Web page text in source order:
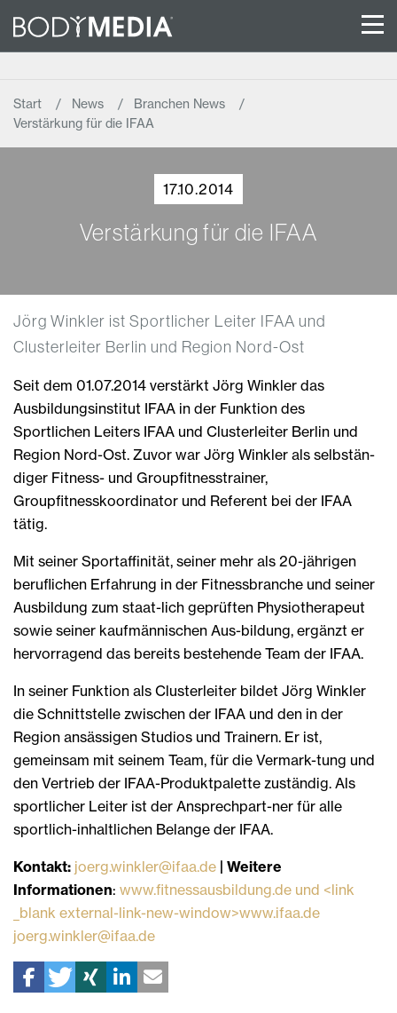
Start News
Branchen News
Verstärkung für die IFAA
17.10.2014
Verstärkung für die IFAA
Jörg Winkler ist Sportlicher Leiter IFAA und
Clusterleiter Berlin und Region Nord-Ost
Seit dem 01.07.2014 verstärkt Jörg Winkler das
Ausbildungsinstitut IFAA in der Funktion des
Sportlichen Leiters IFAA und Clusterleiter Berlin und
Region Nord-Ost. Zuvor war Jörg Winkler als selbstän-
diger Fitness- und Groupfitnesstrainer,
Groupfitnesskoordinator und Referent bei der IFAA
tätig.
Mit seiner Sportaffinität, seiner mehr als 20-jährigen
beruflichen Erfahrung in der Fitnessbranche und seiner
Ausbildung zum staat-lich geprüften Physiotherapeut
sowie seiner kaufmännischen Aus-bildung, ergänzt er
hervorragend das bereits bestehende Team der IFAA.
In seiner Funktion als Clusterleiter bildet Jörg Winkler
die Schnittstelle zwischen der IFAA und den in der
Region ansässigen Studios und Trainern. Er ist,
gemeinsam mit seinem Team, für die Vermark-tung und
den Vertrieb der IFAA-Produktpalette zuständig. Als
sportlicher Leiter ist der Ansprechpart-ner für alle
sportlich-inhaltlichen Belange der IFAA.
Kontakt: joerg.winkler@ifaa.de | Weitere
Informationen: www.fitnessausbildung.de und <link
_blank external-link-new-window>www.ifaa.de
joerg.winkler@ifaa.de